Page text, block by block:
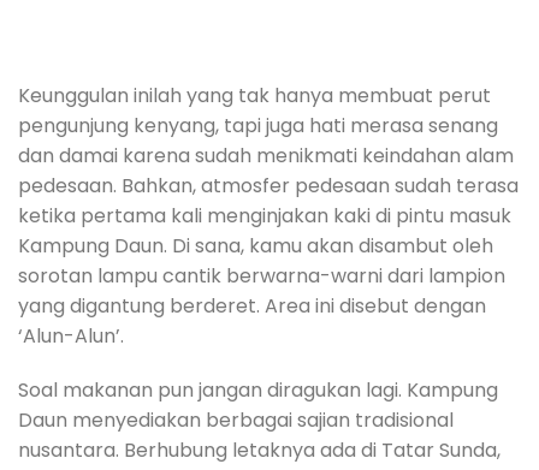
Keunggulan inilah yang tak hanya membuat perut
pengunjung kenyang, tapi juga hati merasa senang
dan damai karena sudah menikmati keindahan alam
pedesaan. Bahkan, atmosfer pedesaan sudah terasa
ketika pertama kali menginjakan kaki di pintu masuk
Kampung Daun. Di sana, kamu akan disambut oleh
sorotan lampu cantik berwarna-warni dari lampion
yang digantung berderet. Area ini disebut dengan
‘Alun-Alun’.
Soal makanan pun jangan diragukan lagi. Kampung
Daun menyediakan berbagai sajian tradisional
nusantara. Berhubung letaknya ada di Tatar Sunda,